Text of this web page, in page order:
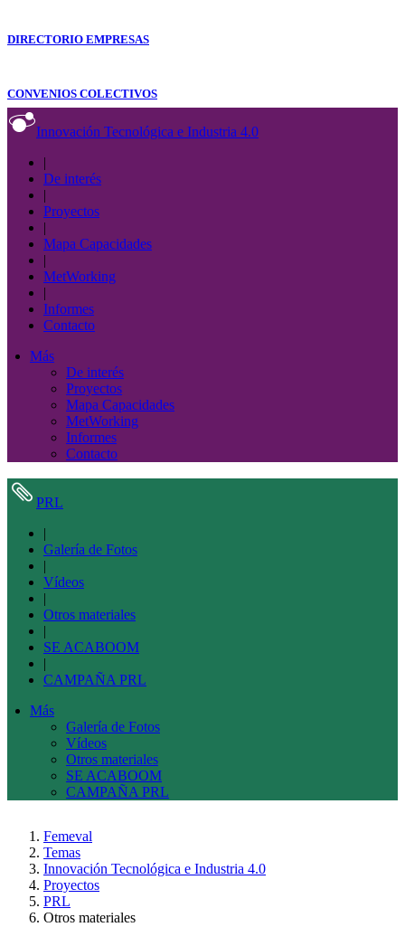
DIRECTORIO EMPRESAS
CONVENIOS COLECTIVOS
Innovación Tecnológica e Industria 4.0
|
De interés
|
Proyectos
|
Mapa Capacidades
|
MetWorking
|
Informes
Contacto
Más
De interés
Proyectos
Mapa Capacidades
MetWorking
Informes
Contacto
PRL
|
Galería de Fotos
|
Vídeos
|
Otros materiales
|
SE ACABOOM
|
CAMPAÑA PRL
Más
Galería de Fotos
Vídeos
Otros materiales
SE ACABOOM
CAMPAÑA PRL
Femeval
Temas
Innovación Tecnológica e Industria 4.0
Proyectos
PRL
Otros materiales